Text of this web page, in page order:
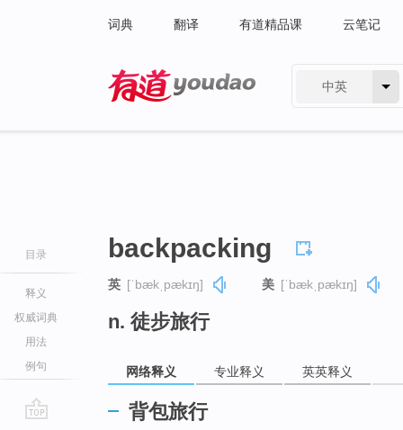
词典 翻译 有道精品课 云笔记
中英
目录
释义
权威词典
用法
例句
backpacking
英 [ˈbækˌpækɪŋ] 美 [ˈbækˌpækɪŋ]
n. 徒步旅行
网络释义 专业释义 英英释义
背包旅行